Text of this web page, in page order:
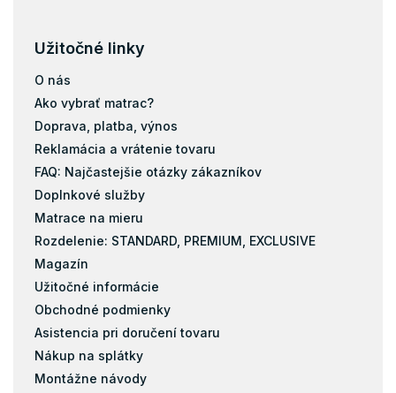
Užitočné linky
O nás
Ako vybrať matrac?
Doprava, platba, výnos
Reklamácia a vrátenie tovaru
FAQ: Najčastejšie otázky zákazníkov
Doplnkové služby
Matrace na mieru
Rozdelenie: STANDARD, PREMIUM, EXCLUSIVE
Magazín
Užitočné informácie
Obchodné podmienky
Asistencia pri doručení tovaru
Nákup na splátky
Montážne návody